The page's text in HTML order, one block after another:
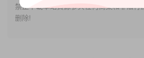
禁止下載本站資源參與任何商業和非法行
删除!